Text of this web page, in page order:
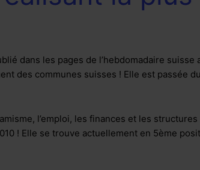
dans les pages de l’hebdomadaire suisse
des communes suisses ! Elle est passée
l’emploi, les finances et les
! Elle se trouve actuellement en 5ème